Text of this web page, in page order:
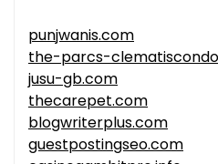
punjwanis.com
the-parcs-
jusu-gb.com
thecarepet.com
blogwriterplus.com
guestpostingseo.com